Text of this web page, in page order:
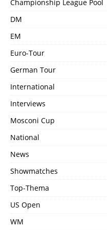
Championship League Pool
DM
EM
Euro-Tour
German Tour
International
Interviews
Mosconi Cup
National
News
Showmatches
Top-Thema
US Open
WM